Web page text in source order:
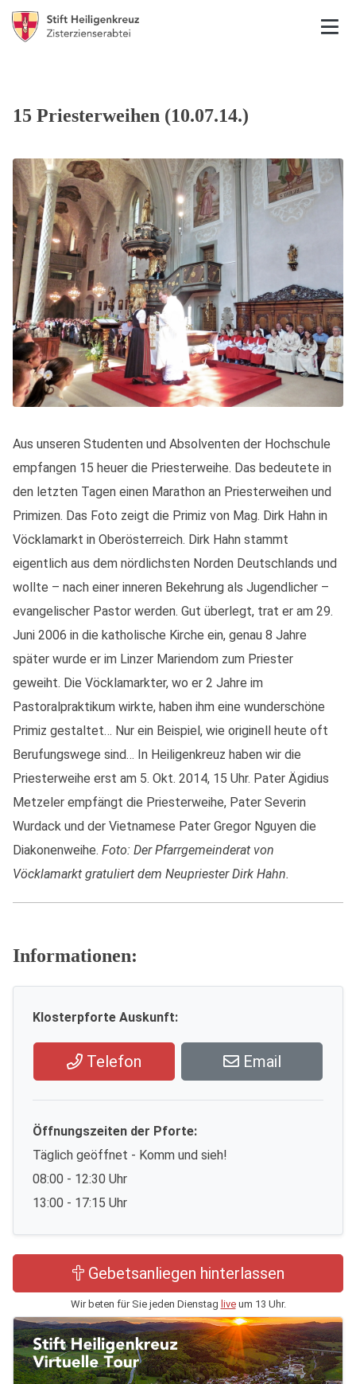
15 Priesterweihen (10.07.14.)
Aus unseren Studenten und Absolventen der Hochschule
empfangen 15 heuer die Priesterweihe. Das bedeutete in
den letzten Tagen einen Marathon an Priesterweihen und
Primizen. Das Foto zeigt die Primiz von Mag. Dirk Hahn in
Vöcklamarkt in Oberösterreich. Dirk Hahn stammt
eigentlich aus dem nördlichsten Norden Deutschlands und
wollte – nach einer inneren Bekehrung als Jugendlicher –
evangelischer Pastor werden. Gut überlegt, trat er am 29.
Juni 2006 in die katholische Kirche ein, genau 8 Jahre
später wurde er im Linzer Mariendom zum Priester
geweiht. Die Vöcklamarkter, wo er 2 Jahre im
Pastoralpraktikum wirkte, haben ihm eine wunderschöne
Primiz gestaltet… Nur ein Beispiel, wie originell heute oft
Berufungswege sind… In Heiligenkreuz haben wir die
Priesterweihe erst am 5. Okt. 2014, 15 Uhr. Pater Ägidius
Metzeler empfängt die Priesterweihe, Pater Severin
Wurdack und der Vietnamese Pater Gregor Nguyen die
Diakonenweihe. Foto: Der Pfarrgemeinderat von
Vöcklamarkt gratuliert dem Neupriester Dirk Hahn.
Informationen:
Klosterpforte Auskunft:
Telefon Email
Öffnungszeiten der Pforte:
Täglich geöffnet - Komm und sieh!
08:00 - 12:30 Uhr
13:00 - 17:15 Uhr
Gebetsanliegen hinterlassen
Wir beten für Sie jeden Dienstag liveum 13 Uhr.